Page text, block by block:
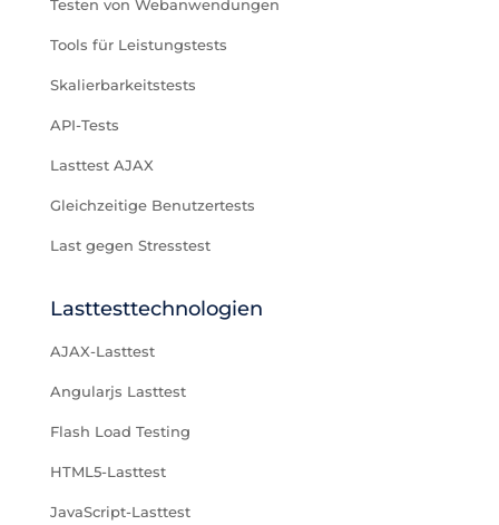
Testen von Webanwendungen
Tools für Leistungstests
Skalierbarkeitstests
API-Tests
Lasttest AJAX
Gleichzeitige Benutzertests
Last gegen Stresstest
Lasttesttechnologien
AJAX-Lasttest
Angularjs Lasttest
Flash Load Testing
HTML5-Lasttest
JavaScript-Lasttest